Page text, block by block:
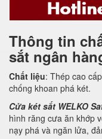
Thông tin
sắt ngân
Chất liệu: Thép cao
chống khoan phá két.
Cửa két sắt WELKO
hình răng cưa ăn khớp
nạy phá và ngăn lửa,